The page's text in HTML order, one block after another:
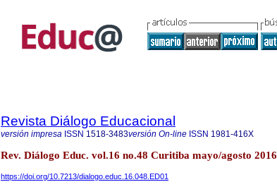
Revista Diálogo Educacional
versión impresa ISSN 1518-3483versión On-line ISSN 1981-416X
Rev. Diálogo Educ. vol.16 no.48 Curitiba mayo/agosto 2016
https://doi.org/10.7213/dialogo.educ.16.048.ED01